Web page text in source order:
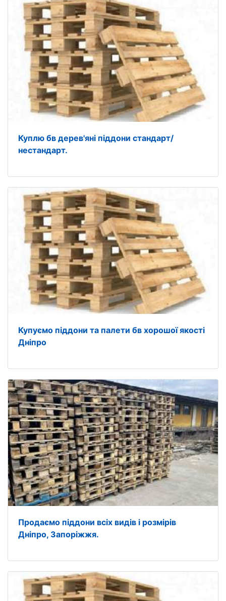
Куплю бв дерев'яні піддони стандарт/
нестандарт.
Купуємо піддони та палети бв хорошої якості
Дніпро
Продаємо піддони всіх видів і розмірів
Дніпро, Запоріжжя.